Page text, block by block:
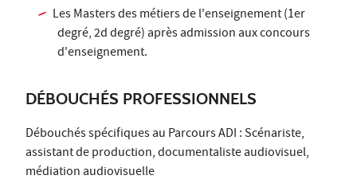
Les Masters des métiers de l'enseignement (1er
degré, 2d degré) après admission aux concours
d'enseignement.
DÉBOUCHÉS PROFESSIONNELS
Débouchés spécifiques au Parcours ADI : Scénariste,
assistant de production, documentaliste audiovisuel,
médiation audiovisuelle